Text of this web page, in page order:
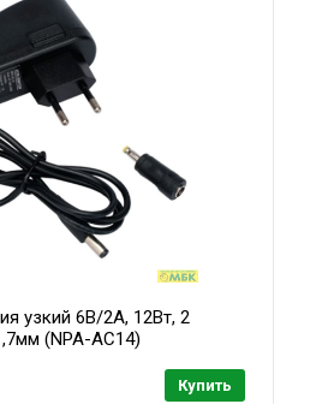
узкий 6В/2А, 12Вт, 2
(NPA-AC14)
Купить